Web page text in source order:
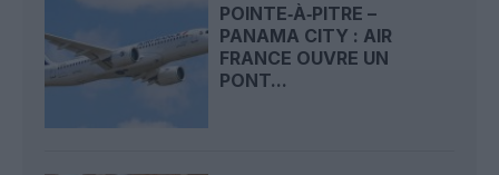
POINTE‑À‑PITRE –
PANAMA CITY : AIR
FRANCE OUVRE UN
PONT...